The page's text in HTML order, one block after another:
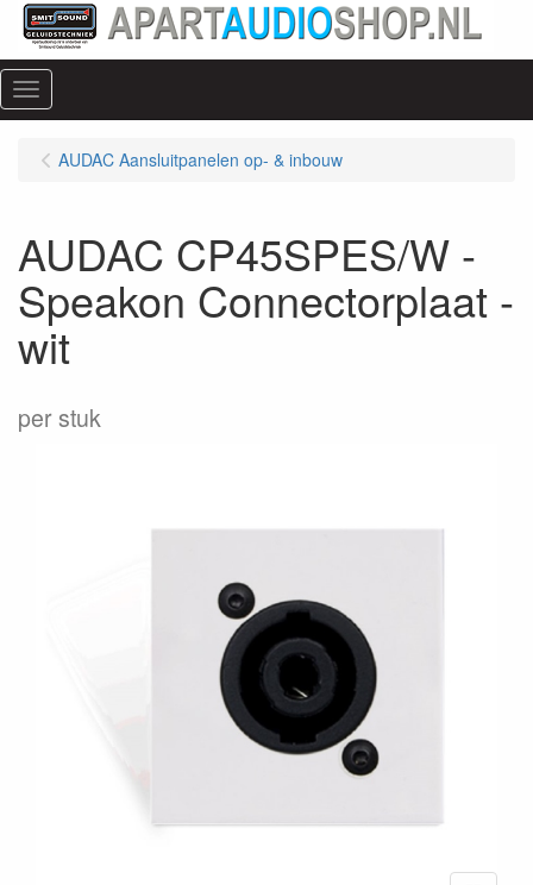
Menu
AUDAC Aansluitpanelen op- & inbouw
AUDAC CP45SPES/W -
Speakon Connectorplaat -
wit
per stuk